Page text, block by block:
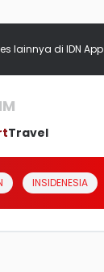
lainnya di IDN App
Travel
INSIDENESIA